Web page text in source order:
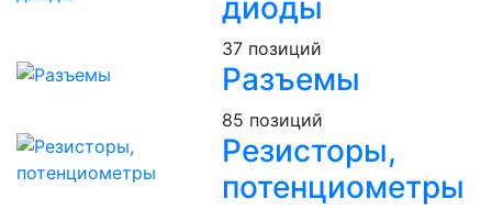
диоды
37 позиций
Разъемы
85 позиций
Резисторы,
потенциометры